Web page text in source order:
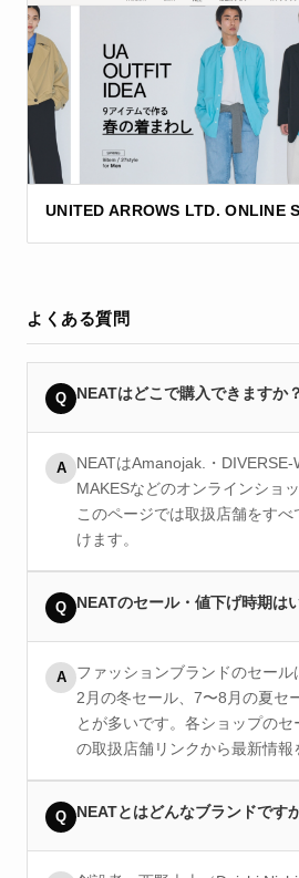
UNITED ARROWS LTD. ONLINE
よくある質問
Q NEATはどこで購入できますか？
A
NEATはAmanojak.・DIVERSE-
MAKESなどのオンラインショ
このページでは取扱店舗をす
けます。
Q NEATのセール・値下げ時期は
A
ファッションブランドのセー
2月の冬セール、7〜8月の夏セ
とが多いです。各ショップの
の取扱店舗リンクから最新情報
Q NEATとはどんなブランドです